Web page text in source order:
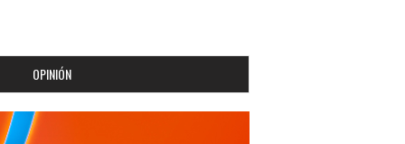
OPINIÓN